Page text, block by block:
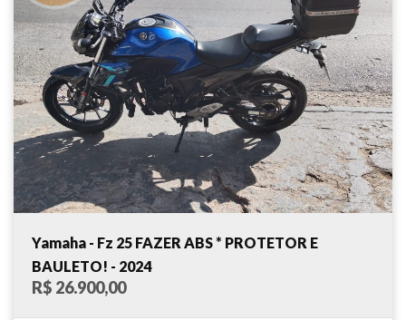
Yamaha - Fz 25 FAZER ABS * PROTETOR E
BAULETO! - 2024
R$ 26.900,00